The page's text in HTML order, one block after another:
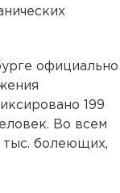
официально
199
Во всем
тыс. болеющих,